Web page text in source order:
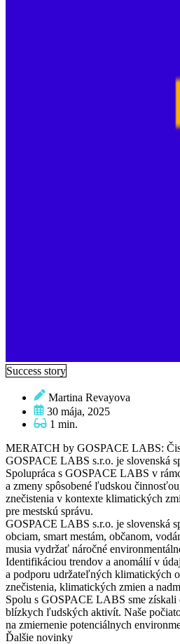
Success story
Martina Revayova
30 mája, 2025
1 min.
MERATCH by GOSPACE LABS:
GOSPACE LABS s.r.o. je slovenská
Spolupráca s GOSPACE LABS v
a zmeny spôsobené ľudskou
znečistenia v kontexte klimatických
pre mestskú správu.
GOSPACE LABS s.r.o. je slovenská
obciam, smart mestám, občanom,
musia vydržať náročné
Identifikáciou trendov a anomálií v
a podporu udržateľných klimatických
znečistenia, klimatických zmien a
Spolu s GOSPACE LABS sme získali
blízkych ľudských aktivít. Naše
na zmiernenie potenciálnych
Ďalšie novinky